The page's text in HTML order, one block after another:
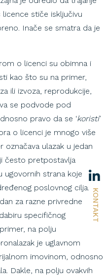
KONTAKT
licence stiče isključivu
Inače se smatra da je
o licenci su obimna i
kao što su na primer,
ili izvoza, reprodukcije,
se podvode pod
pravo da se ‘koristi’
o licenci je mnogo više
označava ulazak u jedan
često pretpostavlja
ugovornih strana koje
poslovnog cilja.
za razne privredne
specifičnog
na polju
je uglavnom
imovinom, odnosno
Dakle, na polju ovakvih